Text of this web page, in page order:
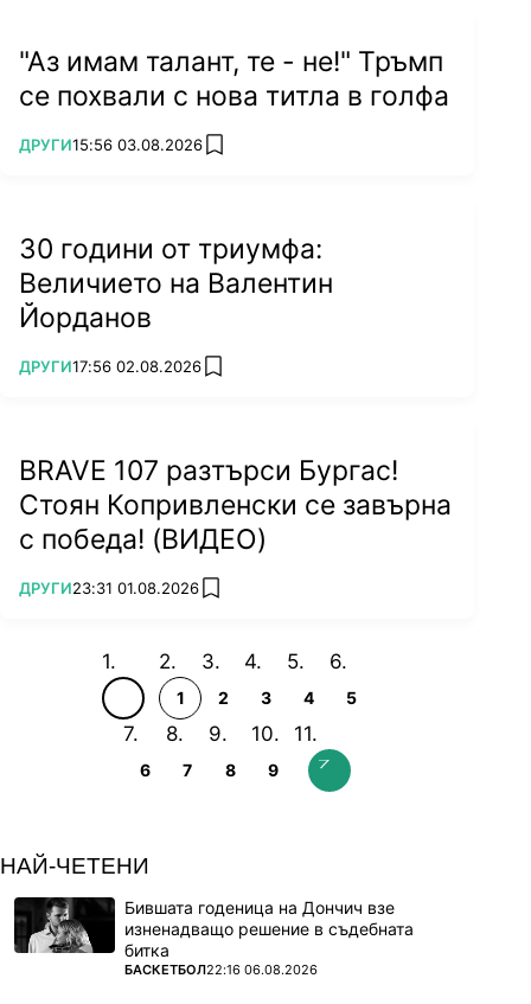
"Аз имам талант, те - не!" Тръмп
се похвали с нова титла в голфа
ПОВЕЧЕ ОТ
ДРУГИ15:56 03.08.2026 add favorites
30 години от триумфа:
Величието на Валентин
Йорданов
ПОВЕЧЕ ОТ
ДРУГИ17:56 02.08.2026 add favorites
BRAVE 107 разтърси Бургас!
Стоян Копривленски се завърна
с победа! (ВИДЕО)
ПОВЕЧЕ ОТ
ДРУГИ23:31 01.08.2026 add favorites
1 2 3 4 5
6 7 8 9
НАЙ-ЧЕТЕНИ
Бившата годеница на Дончич взе
изненадващо решение в съдебната
битка
ПОВЕЧЕ ОТ
БАСКЕТБОЛ22:16 06.08.2026